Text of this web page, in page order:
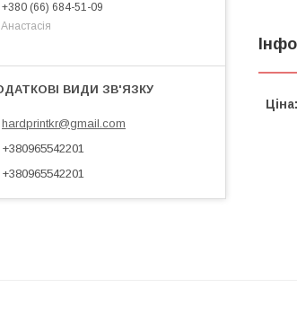
Ціна:
+380 (66) 684-51-09
Анастасія
hardprintkr@gmail.com
+380965542201
+380965542201